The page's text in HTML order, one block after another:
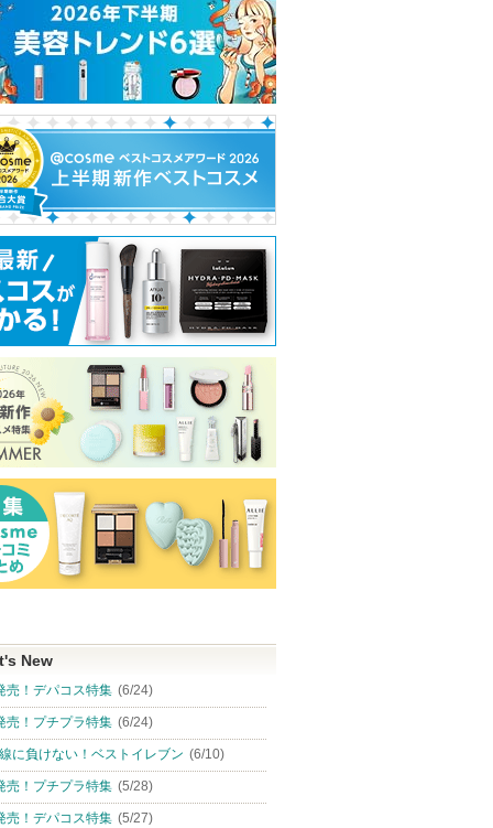
New
売！デパコス特集 (6/24)
売！プチプラ特集 (6/24)
に負けない！ベストイレブン (6/10)
売！プチプラ特集 (5/28)
売！デパコス特集 (5/27)